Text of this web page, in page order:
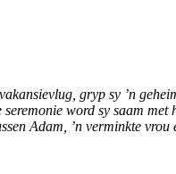
gryp sy ’n
word sy saam
Adam, ’n verminkte